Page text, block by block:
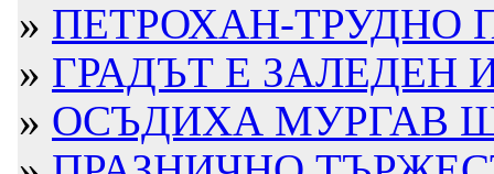
» ПЕТРОХАН-ТРУДНО
» ГРАДЪТ Е ЗАЛЕДЕН
» ОСЪДИХА МУРГАВ